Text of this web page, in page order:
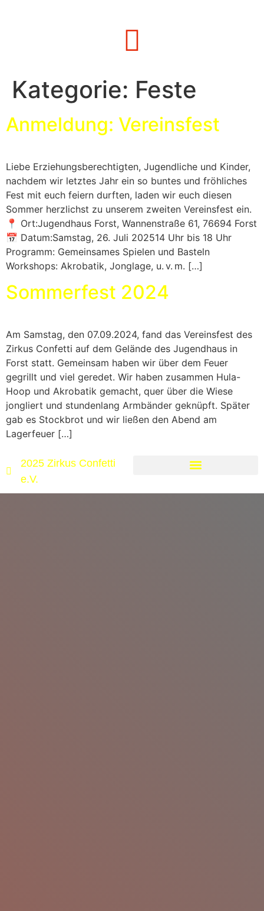
Kategorie: Feste
Anmeldung: Vereinsfest
Liebe Erziehungsberechtigten, Jugendliche und Kinder,
nachdem wir letztes Jahr ein so buntes und fröhliches
Fest mit euch feiern durften, laden wir euch diesen
Sommer herzlichst zu unserem zweiten Vereinsfest ein.
📍 Ort:Jugendhaus Forst, Wannenstraße 61, 76694 Forst
📅 Datum:Samstag, 26. Juli 202514 Uhr bis 18 Uhr
Programm: Gemeinsames Spielen und Basteln
Workshops: Akrobatik, Jonglage, u. v. m. […]
Sommerfest 2024
Am Samstag, den 07.09.2024, fand das Vereinsfest des
Zirkus Confetti auf dem Gelände des Jugendhaus in
Forst statt. Gemeinsam haben wir über dem Feuer
gegrillt und viel geredet. Wir haben zusammen Hula-
Hoop und Akrobatik gemacht, quer über die Wiese
jongliert und stundenlang Armbänder geknüpft. Später
gab es Stockbrot und wir ließen den Abend am
Lagerfeuer […]
2025 Zirkus Confetti
e.V.